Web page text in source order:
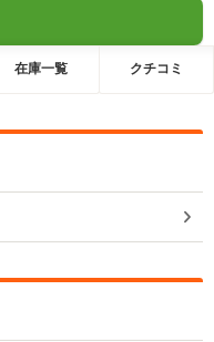
在庫一覧 クチコミ